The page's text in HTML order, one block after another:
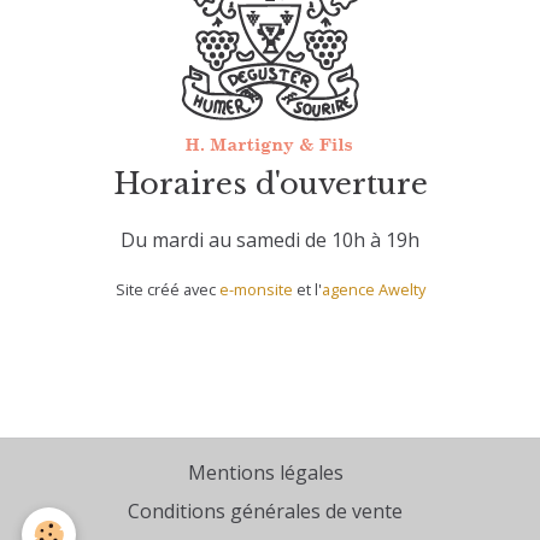
Horaires d'ouverture
Du mardi au samedi de 10h à 19h
Site créé avece-monsite et l'agence Awelty
Mentions légales
Conditions générales de vente